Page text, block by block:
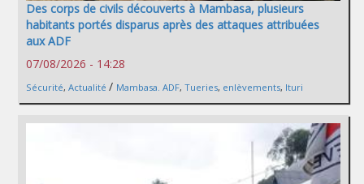
Des corps de civils découverts à Mambasa, plusieurs
habitants portés disparus après des attaques attribuées
aux ADF
07/08/2026 - 14:28
Sécurité, Actualité / Mambasa. ADF, Tueries, enlèvements, Ituri